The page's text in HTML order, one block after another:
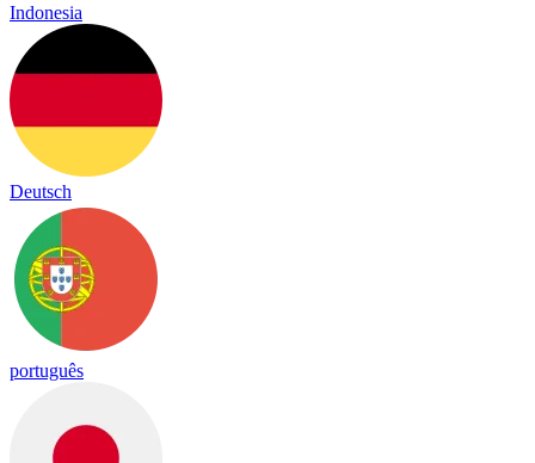
Indonesia
Deutsch
português